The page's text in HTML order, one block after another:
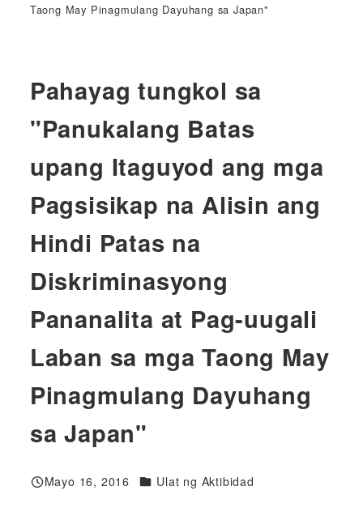
Taong May Pinagmulang Dayuhang sa Japan"
Pahayag tungkol sa
"Panukalang Batas
upang Itaguyod ang mga
Pagsisikap na Alisin ang
Hindi Patas na
Diskriminasyong
Pananalita at Pag-uugali
Laban sa mga Taong May
Pinagmulang Dayuhang
sa Japan"
Nai-publish
Mayo 16, 2016 Mga Kategorya
Ulat ng Aktibidad